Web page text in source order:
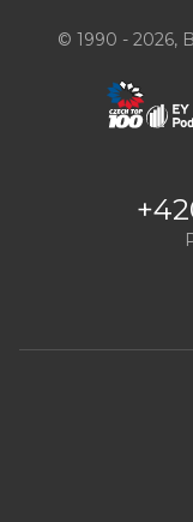
© 1990 - 2026,